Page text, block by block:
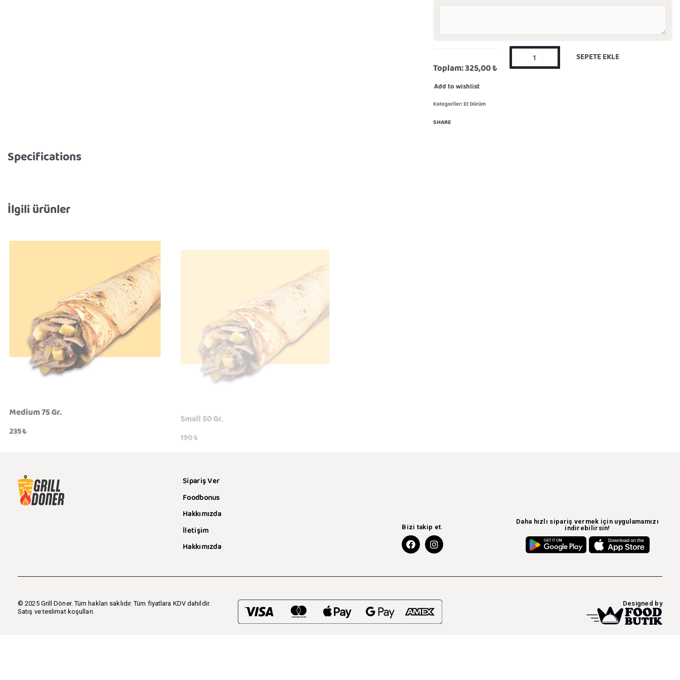
Toplam:325,00 ₺
SEPETE EKLE
Add to wishlist
Kategoriler:Et Dürüm
SHARE
Specifications
İlgili ürünler
KÖPQUICKVIEW
190₺
QUICKVIEW
Sipariş Ver
Foodbonus
Hakkımızda
İletişim
Hakkımızda
Bizi takip et.
Daha hızlı sipariş vermek için uygulamamızı
indirebilirsin!
© 2025 Grill Döner. Tüm hakları saklıdır. Tüm fiyatlara KDV dahildir.
Satış ve teslimat koşulları.
Designed by